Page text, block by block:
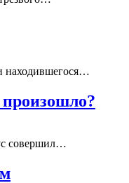
находившегося…
совершил…